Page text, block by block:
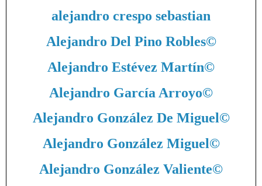
alejandro crespo sebastian
Alejandro Del Pino Robles©
Alejandro Estévez Martín©
Alejandro García Arroyo©
Alejandro González De Miguel©
Alejandro González Miguel©
Alejandro González Valiente©